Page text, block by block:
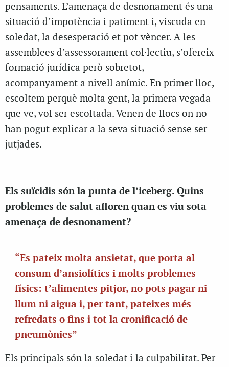
pensaments. L’amenaça de desnonament és una
situació d’impotència i patiment i, viscuda en
soledat, la desesperació et pot vèncer. A les
assemblees d’assessorament col·lectiu, s’ofereix
formació jurídica però sobretot,
acompanyament a nivell anímic. En primer lloc,
escoltem perquè molta gent, la primera vegada
que ve, vol ser escoltada. Venen de llocs on no
han pogut explicar a la seva situació sense ser
jutjades.
Els suïcidis són la punta de l’iceberg. Quins
problemes de salut afloren quan es viu sota
amenaça de desnonament?
“Es pateix molta ansietat, que porta al
consum d’ansiolítics i molts problemes
físics: t’alimentes pitjor, no pots pagar ni
llum ni aigua i, per tant, pateixes més
refredats o fins i tot la cronificació de
pneumònies”
Els principals són la soledat i la culpabilitat. Per